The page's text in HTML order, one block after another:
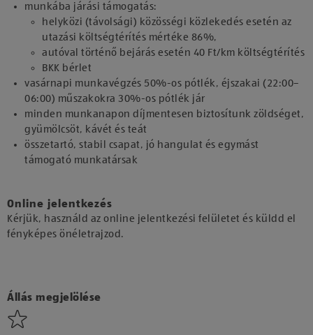
munkába járási támogatás:
helyközi (távolsági) közösségi közlekedés esetén az
utazási költségtérítés mértéke 86%,
autóval történő bejárás esetén 40 Ft/km költségtérítés
BKK bérlet
vasárnapi munkavégzés 50%-os pótlék, éjszakai (22:00–
06:00) műszakokra 30%-os pótlék jár
minden munkanapon díjmentesen biztosítunk zöldséget,
gyümölcsöt, kávét és teát
összetartó, stabil csapat, jó hangulat és egymást
támogató munkatársak
Online jelentkezés
Kérjük, használd az online jelentkezési felületet és küldd el
fényképes önéletrajzod.
Állás megjelölése